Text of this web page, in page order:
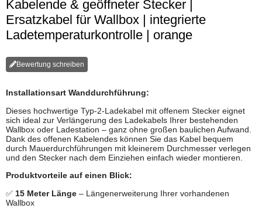
Kabelende & geöffneter Stecker |
Ersatzkabel für Wallbox | integrierte
Ladetemperaturkontrolle | orange
Bewertung schreiben
Installationsart Wanddurchführung:
Dieses hochwertige Typ-2-Ladekabel mit offenem Stecker eignet
sich ideal zur Verlängerung des Ladekabels Ihrer bestehenden
Wallbox oder Ladestation – ganz ohne großen baulichen Aufwand.
Dank des offenen Kabelendes können Sie das Kabel bequem
durch Mauerdurchführungen mit kleinerem Durchmesser verlegen
und den Stecker nach dem Einziehen einfach wieder montieren.
Produktvorteile auf einen Blick:
✅ 15 Meter Länge – Längenerweiterung Ihrer vorhandenen
Wallbox